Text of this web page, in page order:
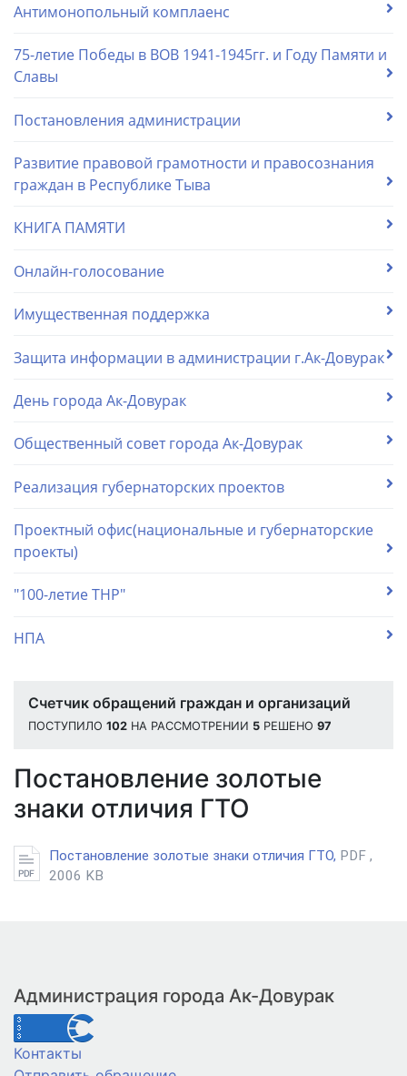
Антимонопольный комплаенс
75-летие Победы в ВОВ 1941-1945гг. и Году Памяти и
Славы
Постановления администрации
Развитие правовой грамотности и правосознания
граждан в Республике Тыва
КНИГА ПАМЯТИ
Онлайн-голосование
Имущественная поддержка
Защита информации в администрации г.Ак-Довурак
День города Ак-Довурак
Общественный совет города Ак-Довурак
Реализация губернаторских проектов
Проектный офис(национальные и губернаторские
проекты)
"100-летие ТНР"
НПА
Счетчик обращений граждан и организаций
ПОСТУПИЛО 102 НА РАССМОТРЕНИИ 5 РЕШЕНО 97
Постановление золотые
знаки отличия ГТО
Постановление золотые знаки отличия ГТО, PDF ,
2006 KB
Администрация города Ак-Довурак
Контакты